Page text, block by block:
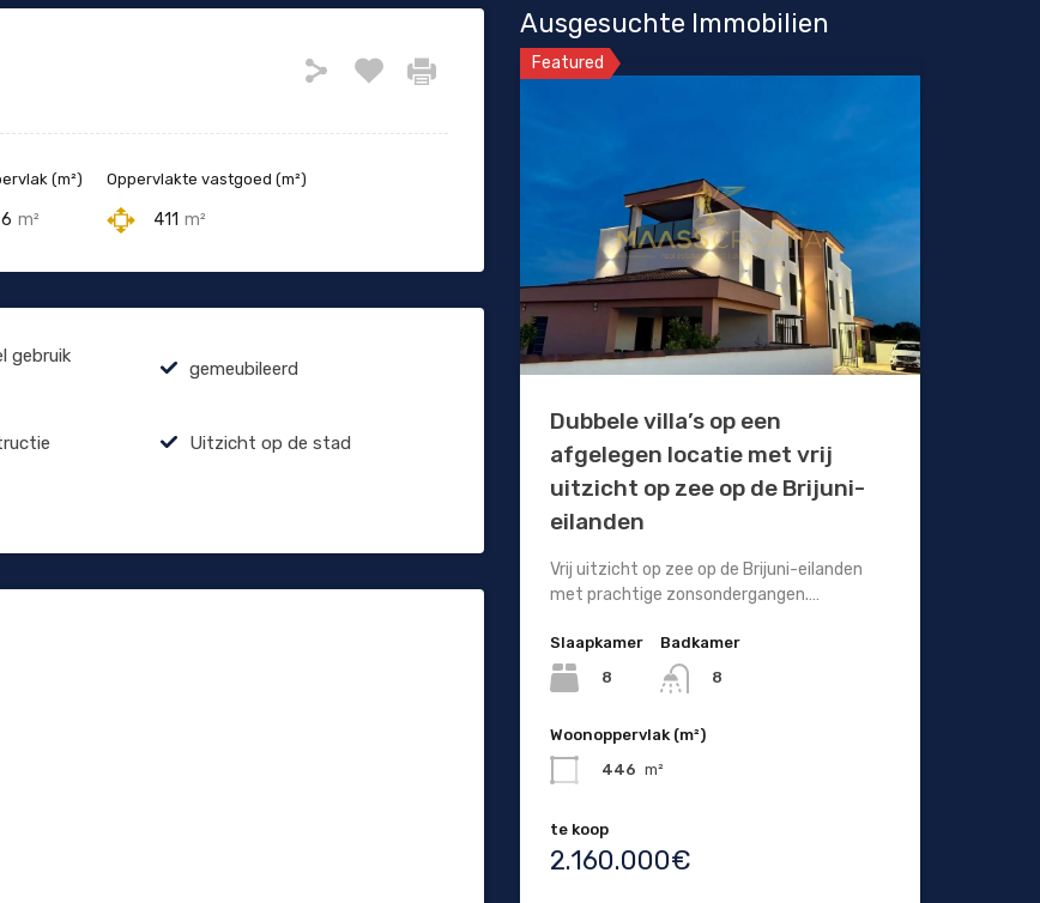
(m²)
m²
Oppervlakte vastgoed (m²)
411 m²
gebruik
gemeubileerd
Uitzicht op de stad
Ausgesuchte Immobilien
Featured
Dubbele villa’s op een
afgelegen locatie met vrij
uitzicht op zee op de Brijuni-
eilanden
Vrij uitzicht op zee op de Brijuni-eilanden
met prachtige zonsondergangen.…
Slaapkamer
8
Badkamer
8
Woonoppervlak (m²)
446 m²
te koop
2.160.000€